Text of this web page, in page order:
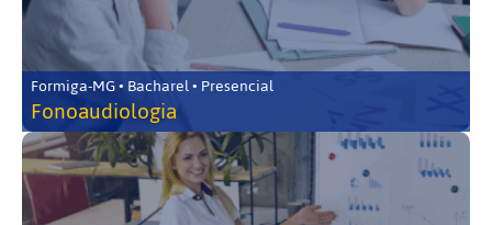
Formiga-MG • Bacharel • Presencial
Fonoaudiologia